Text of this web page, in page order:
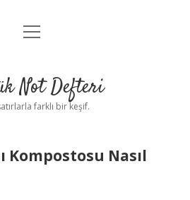
Anasayfa
Yasal Uyarı
menüyü
Not Defteri
farklı bir keşif.
Kompostosu Nasıl